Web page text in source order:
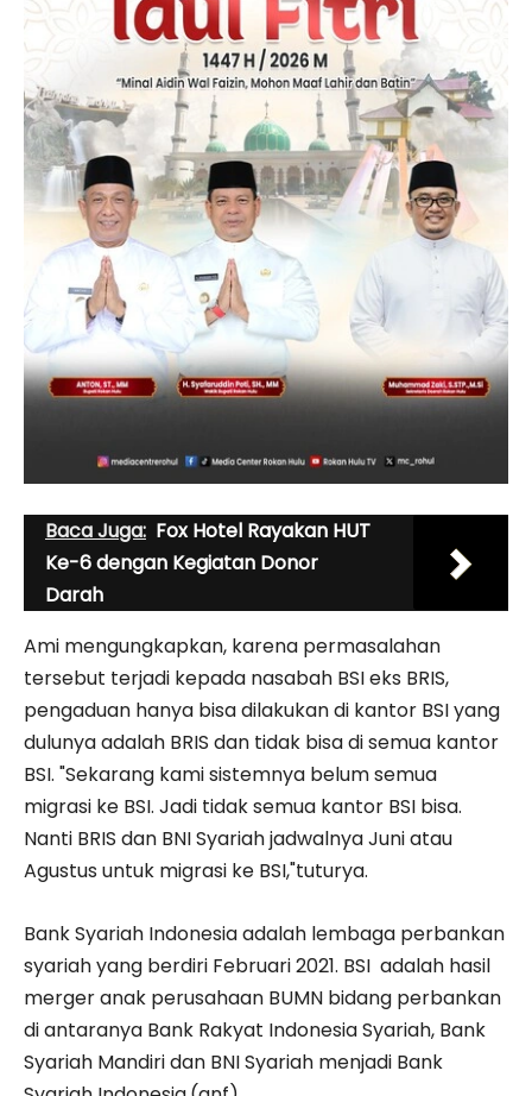
Baca Juga: Fox Hotel Rayakan HUT
Ke-6 dengan Kegiatan Donor
Darah
Ami mengungkapkan, karena permasalahan
tersebut terjadi kepada nasabah BSI eks BRIS,
pengaduan hanya bisa dilakukan di kantor BSI yang
dulunya adalah BRIS dan tidak bisa di semua kantor
BSI. "Sekarang kami sistemnya belum semua
migrasi ke BSI. Jadi tidak semua kantor BSI bisa.
Nanti BRIS dan BNI Syariah jadwalnya Juni atau
Agustus untuk migrasi ke BSI,"tuturya.
Bank Syariah Indonesia adalah lembaga perbankan
syariah yang berdiri Februari 2021. BSI adalah hasil
merger anak perusahaan BUMN bidang perbankan
di antaranya Bank Rakyat Indonesia Syariah, Bank
Syariah Mandiri dan BNI Syariah menjadi Bank